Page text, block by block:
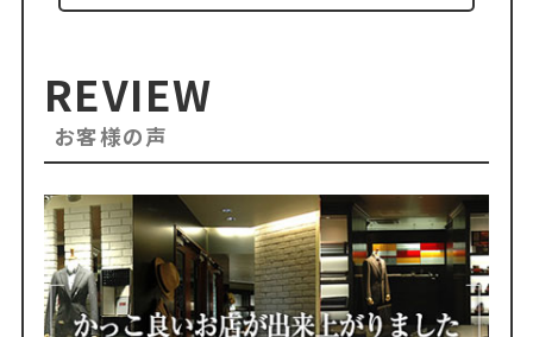
REVIEW
お客様の声